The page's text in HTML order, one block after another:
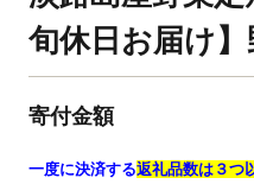
旬休日お届け
寄付金額
一度に決済する返礼品数は３つ